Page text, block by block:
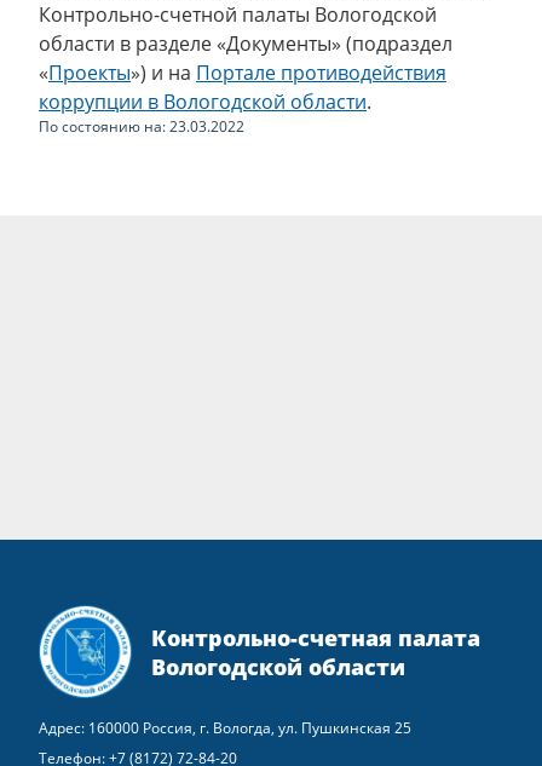
Контрольно-счетной палаты Вологодской
области в разделе «Документы» (подраздел
«Проекты») и на Портале противодействия
коррупции в Вологодской области.
По состоянию на: 23.03.2022
Контрольно-счетная палата
Вологодской области
Адрес: 160000 Россия, г. Вологда, ул. Пушкинская 25
Телефон:+7 (8172) 72-84-20